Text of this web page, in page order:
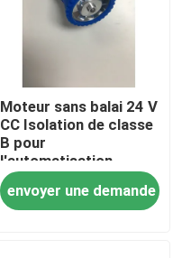
Moteur sans balai 24 V
CC Isolation de classe
B pour
l'automatisation
industrielle
envoyer une demande